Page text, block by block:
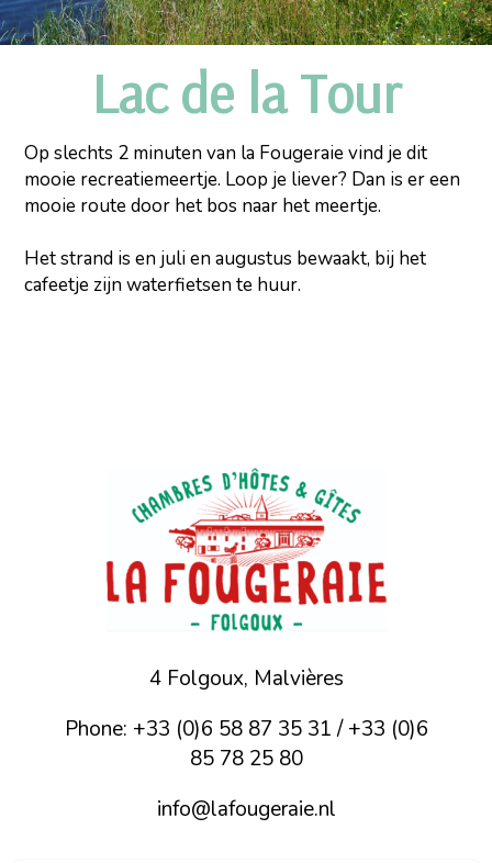
Lac de la Tour
Op slechts 2 minuten van la Fougeraie vind je dit
mooie recreatiemeertje. Loop je liever? Dan is er een
mooie route door het bos naar het meertje.
Het strand is en juli en augustus bewaakt, bij het
cafeetje zijn waterfietsen te huur.
4 Folgoux, Malvières
Phone: +33 (0)6 58 87 35 31 / +33 (0)6
85 78 25 80
info@lafougeraie.nl